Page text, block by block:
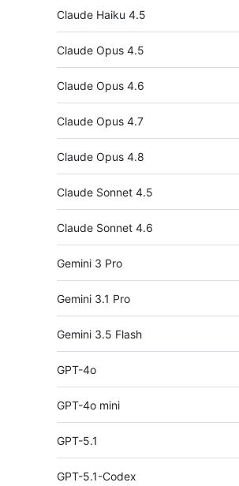
Claude Haiku 4.5
Claude Opus 4.5
Claude Opus 4.6
Claude Opus 4.7
Claude Opus 4.8
Claude Sonnet 4.5
Claude Sonnet 4.6
Gemini 3 Pro
Gemini 3.1 Pro
Gemini 3.5 Flash
GPT-4o
GPT-4o mini
GPT-5.1
GPT-5.1-Codex